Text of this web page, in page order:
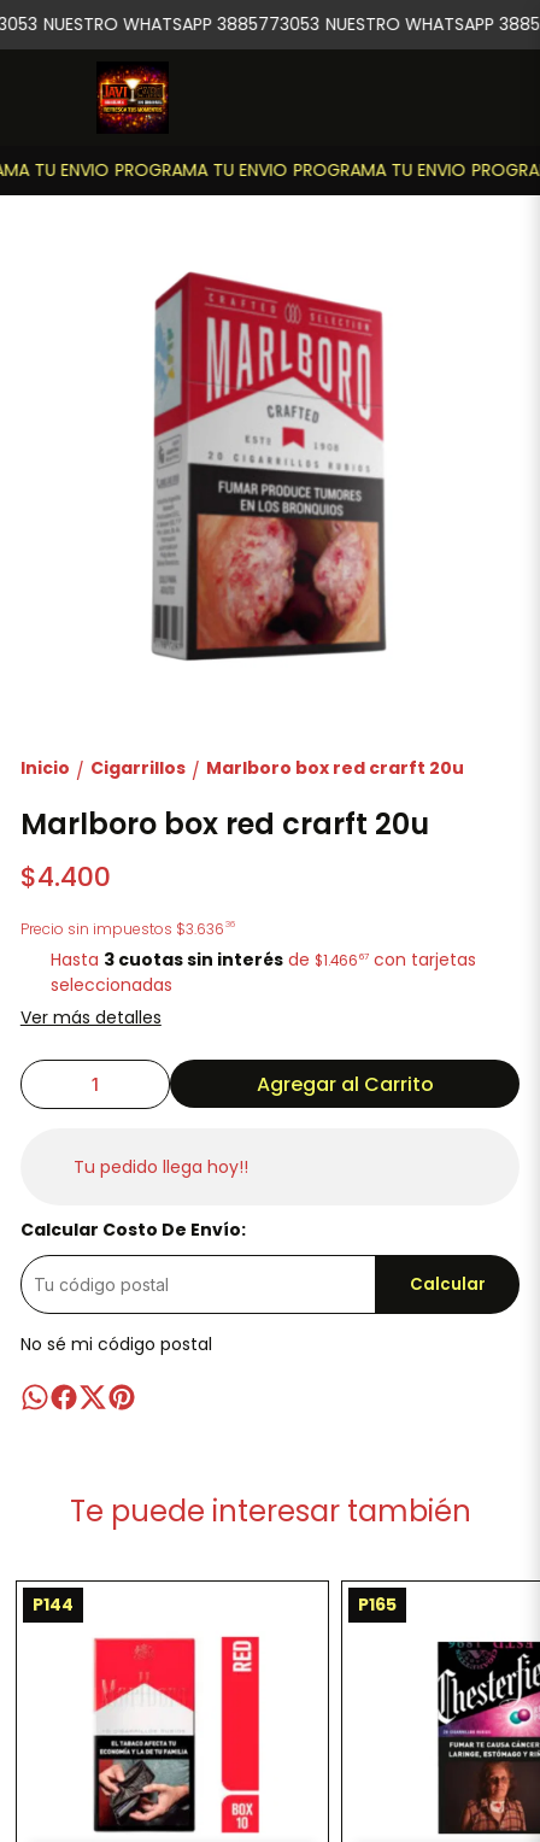
TU ENVIO PROGRAMA TU ENVIO PROGRAMA TU ENVIO
NUESTRO WHATSAPP 3885773053 NUESTRO WHATSAPP
Inicio / Cigarrillos / Marlboro box red crarft 20u
Marlboro box red crarft 20u
$4.400
Precio sin impuestos $3.63636
Hasta 3 cuotas sin interés de $1.46667 con tarjetas
seleccionadas
Ver más detalles
Agregar al Carrito
Tu pedido llega hoy!!
Calcular Costo De Envío:
Calcular
No sé mi código postal
Te puede interesar también
P144 P165